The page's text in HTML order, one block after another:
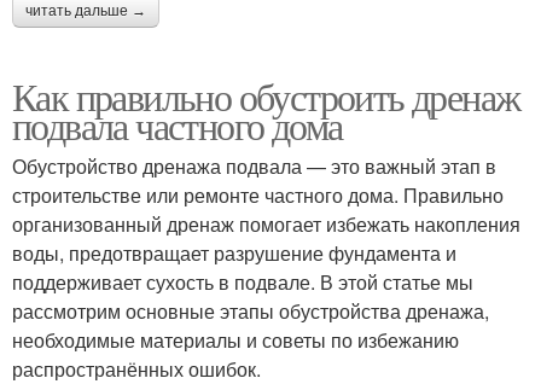
читать дальше →
Как правильно обустроить дренаж
подвала частного дома
Обустройство дренажа подвала — это важный этап в
строительстве или ремонте частного дома. Правильно
организованный дренаж помогает избежать накопления
воды, предотвращает разрушение фундамента и
поддерживает сухость в подвале. В этой статье мы
рассмотрим основные этапы обустройства дренажа,
необходимые материалы и советы по избежанию
распространённых ошибок.